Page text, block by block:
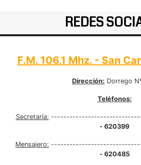
REDES
F.M. 106.1 Mhz. - San
Dirección: Dorrego
Teléfonos:
Secretaría:
- 620399
Mensajero:
- 620485